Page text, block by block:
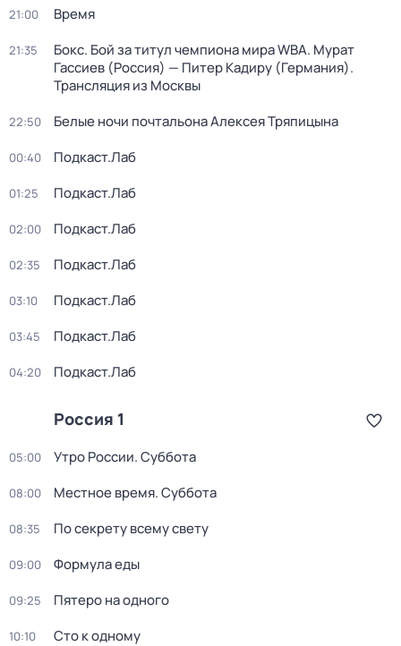
21:00 Время
21:35
Бокс. Бой за титул чемпиона мира WBA. Мурат
Гассиев (Россия) — Питер Кадиру (Германия).
Трансляция из Москвы
22:50 Белые ночи почтальона Алексея Тряпицына
00:40 Подкаст.Лаб
01:25 Подкаст.Лаб
02:00 Подкаст.Лаб
02:35 Подкаст.Лаб
03:10 Подкаст.Лаб
03:45 Подкаст.Лаб
04:20 Подкаст.Лаб
Россия 1
05:00 Утро России. Суббота
08:00 Местное время. Суббота
08:35 По секрету всему свету
09:00 Формула еды
09:25 Пятеро на одного
10:10 Сто к одному